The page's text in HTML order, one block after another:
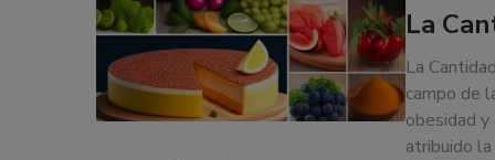
nos
dedicamos
la
docencia
LOS
ALIMENTOS
La
La
campo de
obesidad
atribuido